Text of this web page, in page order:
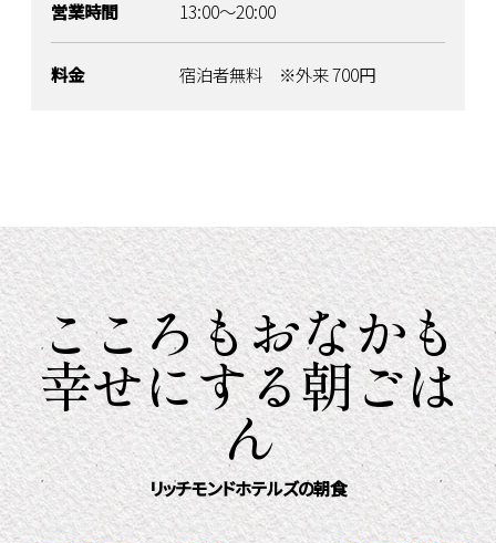
営業時間 13:00～20:00
料金 宿泊者無料 ※外来 700円
こころもおなかも
幸せにする朝ごは
ん
リッチモンドホテルズの朝食